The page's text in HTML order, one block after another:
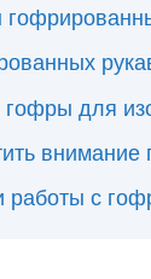
гофры для
внимание
работы с